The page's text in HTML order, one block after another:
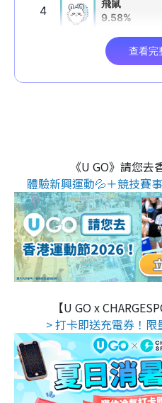
《U GO》請您去
體驗新興運動💦＋競技賽
【U GO x
> 打卡即送充電券！